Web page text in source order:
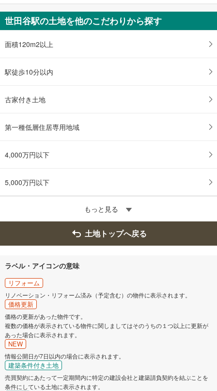
世田谷駅の土地を他のこだわりから探す
面積120m2以上
駅徒歩10分以内
古家付き土地
第一種低層住居専用地域
4,000万円以下
5,000万円以下
もっと見る
土地トップへ戻る
ラベル・アイコンの意味
リフォーム
リノベーション・リフォーム済み（予定含む）の物件に表示されます。
価格更新
価格の更新があった物件です。
複数の価格が表示されている物件に関しましてはそのうちの１つ以上に更新が
あった場合に表示されます。
NEW
情報公開日が7日以内の場合に表示されます。
建築条件付き土地
売買契約にあたって一定期間内に特定の建設会社と建築請負契約を結ぶことを
条件にしている土地に表示されます。